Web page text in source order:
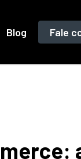
Blog Fale